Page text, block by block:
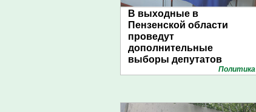
В выходные в
Пензенской области
проведут
дополнительные
выборы депутатов
Политика